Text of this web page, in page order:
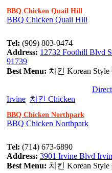
BBQ Chicken Quail Hill
BBQ Chicken Quail Hill
Tel: (909) 803-0474
Address: 12732 Foothill Blvd
91739
Best Menu: 치킨 Korean Style
Irvine 치킨 Chicken
BBQ Chicken Northpark
BBQ Chicken Northpark
Tel: (714) 673-6890
Address: 3901 Irvine Blvd
Best Menu: 치킨 Korean Style